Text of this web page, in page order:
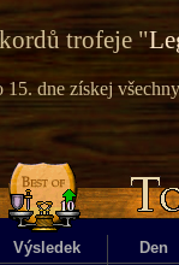
trofeje "
15. dne získej
Výsledek
Den